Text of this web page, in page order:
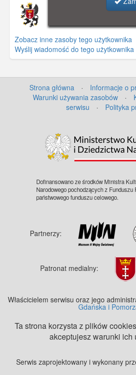
Muzeum Pomorza
Zobacz inne zasoby tego użytkownika
Wyślij wiadomość do tego użytkownika
Strona główna · Informacje o
Warunki używania zasobów
·
serwisu
· Polityka
Dofinansowano ze środków Ministra
Narodowego pochodzących z
państwowego funduszu celowego.
Partnerzy:
Patronat medialny:
Właścicielem serwisu oraz jego
Gdańska i
Ta strona korzysta z plików
akceptujesz warunki ich
Serwis zaprojektowany i wykonany